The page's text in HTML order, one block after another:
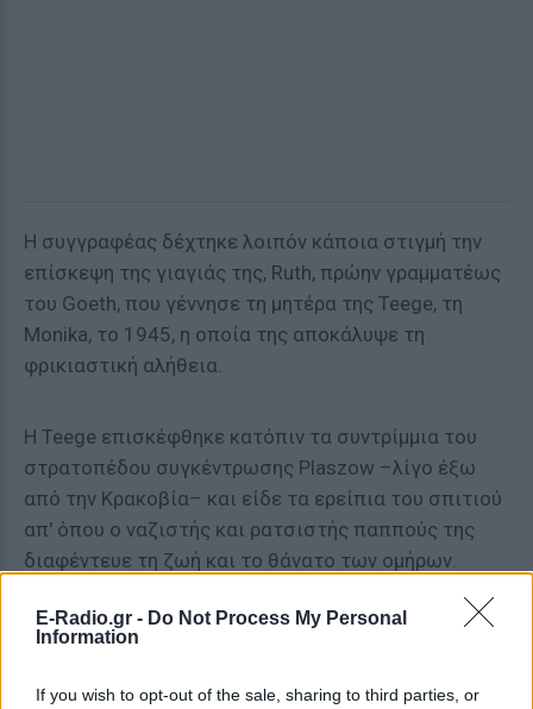
E-Radio.gr - Do Not Process My Personal
Information
If you wish to opt-out of the sale, sharing to third parties, or
Η συγγραφέας δέχτηκε λοιπόν κάποια στιγμή την
επίσκεψη της γιαγιάς της, Ruth, πρώην γραμματέως
του Goeth, που γέννησε τη μητέρα της Teege, τη
Monika, το 1945, η οποία της αποκάλυψε τη
φρικιαστική αλήθεια.
Η Teege επισκέφθηκε κατόπιν τα συντρίμμια του
στρατοπέδου συγκέντρωσης Plaszow –λίγο έξω
από την Κρακοβία– και είδε τα ερείπια του σπιτιού
απ' όπου ο ναζιστής και ρατσιστής παππούς της
διαφέντευε τη ζωή και το θάνατο των ομήρων.
Η ίδια ζούσε αποξενωμένη από τη μητέρα της,
μάλιστα συνέντευξη στην ισραηλινή τηλεόραση το